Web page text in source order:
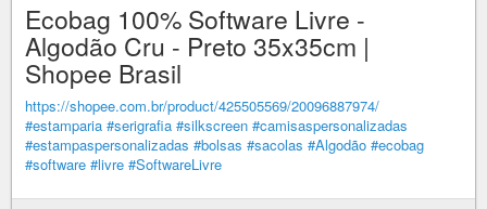
Ecobag 100% Software Livre -
Algodão Cru - Preto 35x35cm |
Shopee Brasil
https://shopee.com.br/product/425505569/20096887974/
#estamparia #serigrafia #silkscreen #camisaspersonalizadas
#estampaspersonalizadas #bolsas #sacolas #Algodão #ecobag
#software #livre #SoftwareLivre